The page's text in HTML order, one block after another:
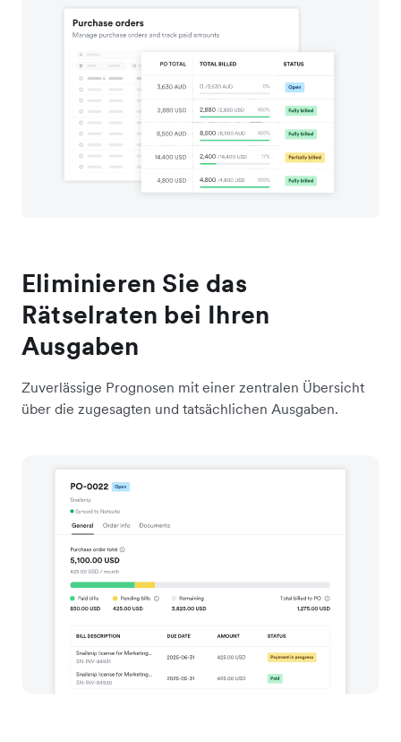
Eliminieren Sie das
Rätselraten bei Ihren
Ausgaben
Zuverlässige Prognosen mit einer zentralen Übersicht
über die zugesagten und tatsächlichen Ausgaben.